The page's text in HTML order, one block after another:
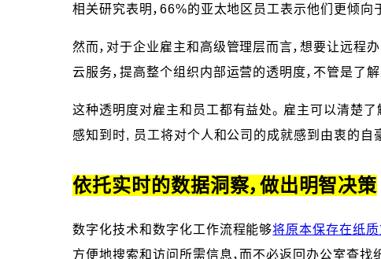
相关研究表明，66%的亚太地区员工表示他们更倾
然而，对于企业雇主和高级管理层而言，想要让远程
云服务，提高整个组织内部运营的透明度，不管是了
这种透明度对雇主和员工都有益处。 雇主可以清楚
感知到时, 员工将对个人和公司的成就感到由衷的自
依托实时的数据洞察，做出明智决策
数字化技术和数字化工作流程能够将原本保存在纸
方便地搜索和访问所需信息，而不必返回办公室查找